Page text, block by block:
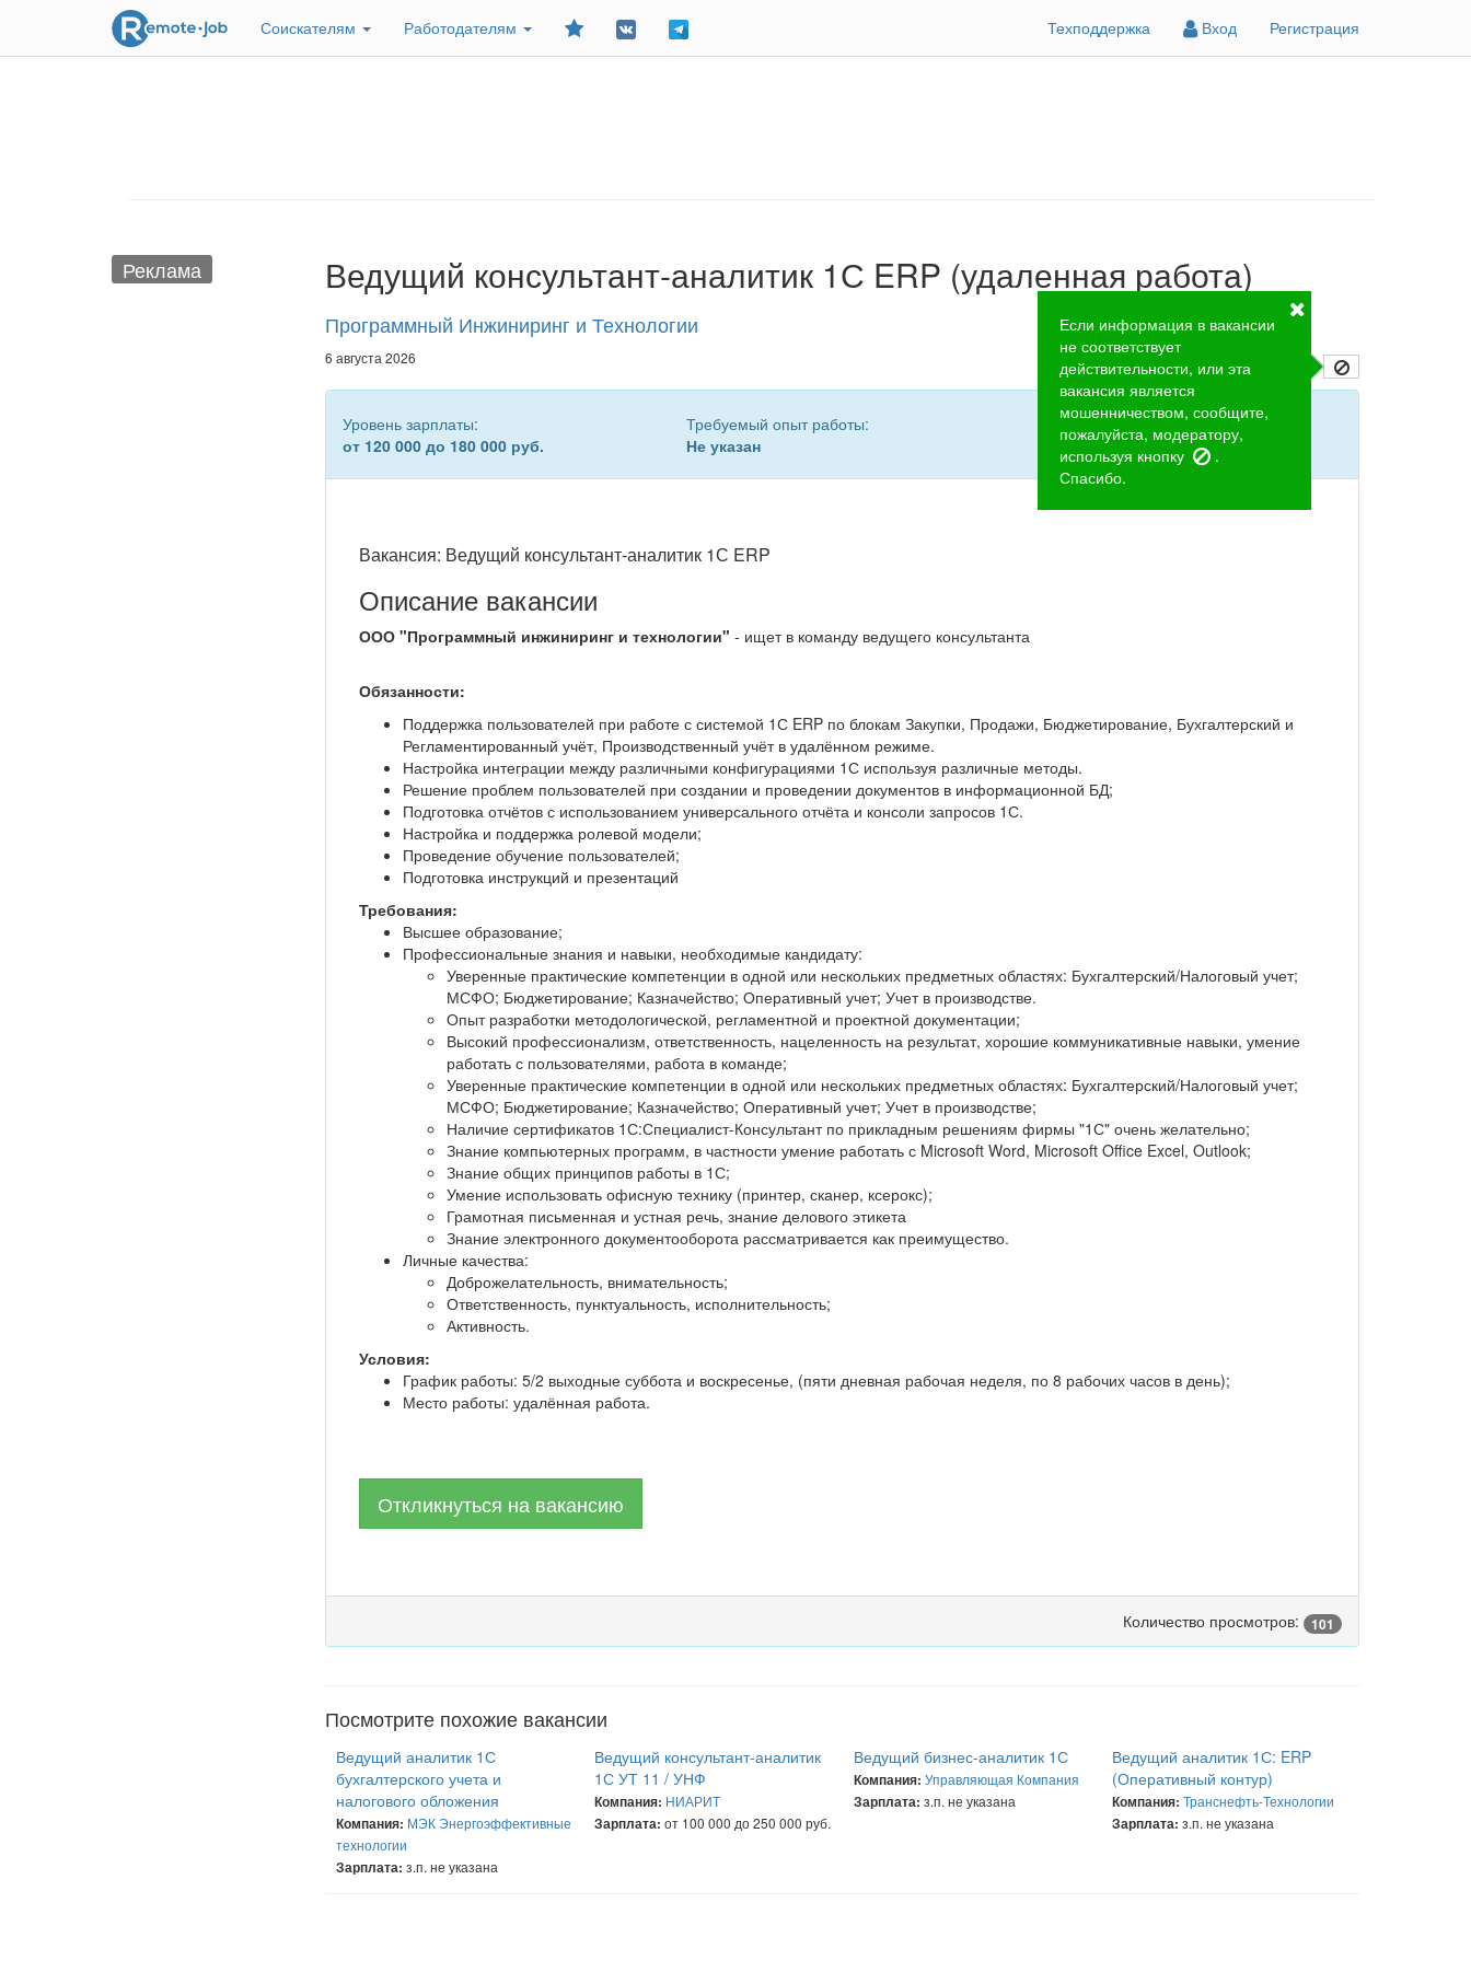
Соискателям Работодателям
Добавить
Техподдержка Вход Регистрация
Реклама Ведущий консультант-аналитик 1С ERP (удаленная работа)
Программный Инжиниринг и Технологии
6 августа 2026
Если информация в вакансии
не соответствует
действительности, или эта
вакансия является
мошенничеством, сообщите,
пожалуйста, модератору,
используя кнопку
.
Спасибо.
Уровень зарплаты:
от 120 000 до 180 000 руб.
Требуемый опыт работы:
Не указан
Вакансия: Ведущий консультант-аналитик 1С ERP
Описание вакансии
ООО "Программный инжиниринг и технологии" - ищет в команду ведущего консультанта
Обязанности:
Поддержка пользователей при работе с системой 1С ERP по блокам Закупки, Продажи, Бюджетирование, Бухгалтерский и
Регламентированный учёт, Производственный учёт в удалённом режиме.
Настройка интеграции между различными конфигурациями 1С используя различные методы.
Решение проблем пользователей при создании и проведении документов в информационной БД;
Подготовка отчётов с использованием универсального отчёта и консоли запросов 1С.
Настройка и поддержка ролевой модели;
Проведение обучение пользователей;
Подготовка инструкций и презентаций
Требования:
Высшее образование;
Профессиональные знания и навыки, необходимые кандидату:
Уверенные практические компетенции в одной или нескольких предметных областях: Бухгалтерский/Налоговый учет;
МСФО; Бюджетирование; Казначейство; Оперативный учет; Учет в производстве.
Опыт разработки методологической, регламентной и проектной документации;
Высокий профессионализм, ответственность, нацеленность на результат, хорошие коммуникативные навыки, умение
работать с пользователями, работа в команде;
Уверенные практические компетенции в одной или нескольких предметных областях: Бухгалтерский/Налоговый учет;
МСФО; Бюджетирование; Казначейство; Оперативный учет; Учет в производстве;
Наличие сертификатов 1С:Специалист-Консультант по прикладным решениям фирмы "1С" очень желательно;
Знание компьютерных программ, в частности умение работать с Microsoft Word, Microsoft Office Excel, Outlook;
Знание общих принципов работы в 1С;
Умение использовать офисную технику (принтер, сканер, ксерокс);
Грамотная письменная и устная речь, знание делового этикета
Знание электронного документооборота рассматривается как преимущество.
Личные качества:
Доброжелательность, внимательность;
Ответственность, пунктуальность, исполнительность;
Активность.
Условия:
График работы: 5/2 выходные суббота и воскресенье, (пяти дневная рабочая неделя, по 8 рабочих часов в день);
Место работы: удалённая работа.
Откликнуться на вакансию
Количество просмотров: 101
Посмотрите похожие вакансии
Ведущий аналитик 1С
бухгалтерского учета и
налогового обложения
Компания: МЭК Энергоэффективные
технологии
Зарплата: з.п. не указана
Ведущий консультант-аналитик
1С УТ 11 / УНФ
Компания: НИАРИТ
Зарплата: от 100 000 до 250 000 руб.
Ведущий бизнес-аналитик 1С
Компания: Управляющая Компания
Зарплата: з.п. не указана
Ведущий аналитик 1С: ERP
(Оперативный контур)
Компания: Транснефть-Технологии
Зарплата: з.п. не указана